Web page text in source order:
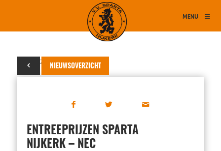
MENU
NIEUWSOVERZICHT
17 juni 2015
ENTREEPRIJZEN SPARTA
NIJKERK – NEC